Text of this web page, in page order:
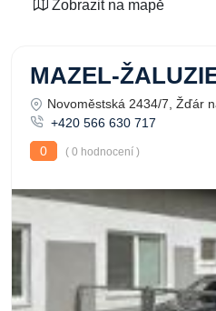
Zobrazit na mapě
MAZEL-
Novoměstská 2434/7, Žďár
+420 566 630 717
0
( 0 hodnocení )